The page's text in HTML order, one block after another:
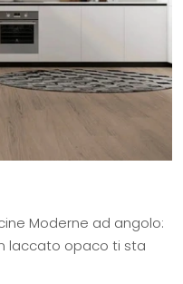
Moderne ad angolo:
laccato opaco ti sta